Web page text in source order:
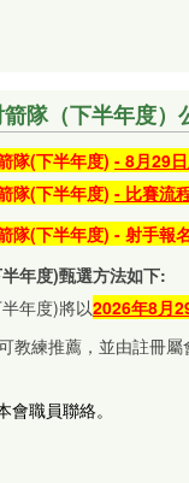
隊（下半年度
隊(下半年度) - 8月29
隊(下半年度) - 比賽流
隊(下半年度) - 射手報
年度)甄選方法如下:
年度)將以2026年8月
教練推薦，並由註冊
職員聯絡。